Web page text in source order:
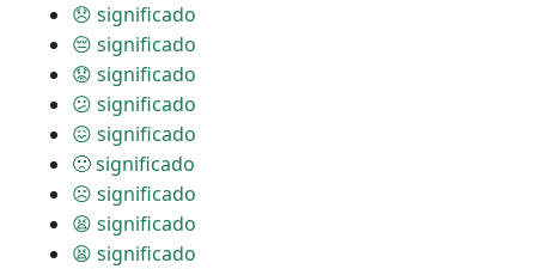
😞 significado
😔 significado
😟 significado
😕 significado
😖 significado
🙁 significado
☹ significado
😫 significado
😫 significado